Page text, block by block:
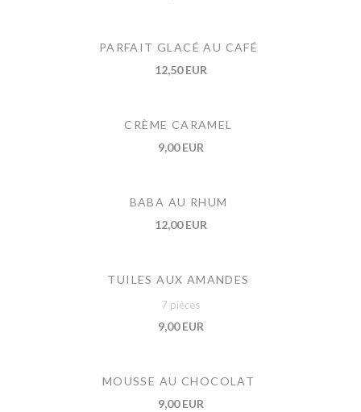
PARFAIT GLACÉ AU CAFÉ
12,50 EUR
CRÈME CARAMEL
9,00 EUR
BABA AU RHUM
12,00 EUR
TUILES AUX AMANDES
7 pièces
9,00 EUR
MOUSSE AU CHOCOLAT
9,00 EUR